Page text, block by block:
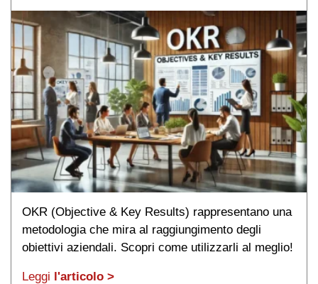
OKR (Objective & Key Results) rappresentano una
metodologia che mira al raggiungimento degli
obiettivi aziendali. Scopri come utilizzarli al meglio!
Leggi l'articolo >